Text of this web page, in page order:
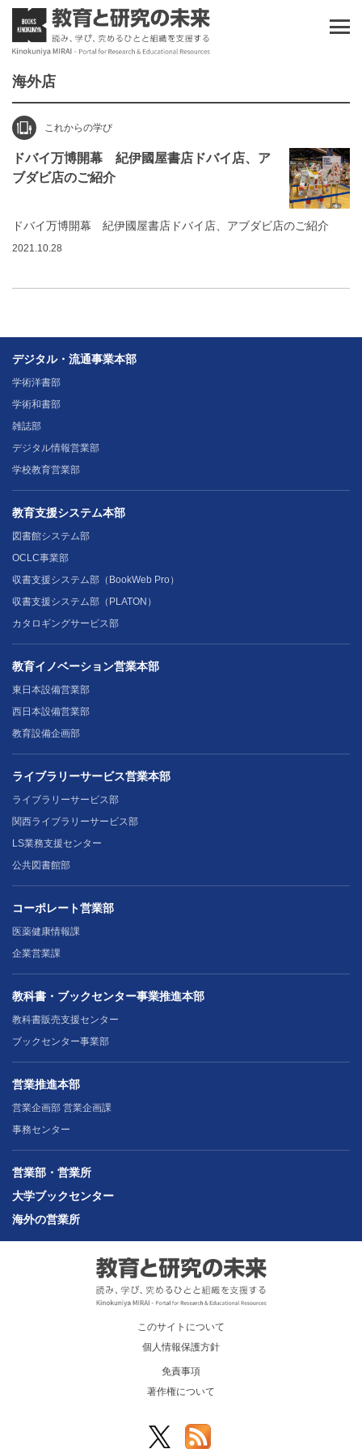
海外店
これからの学び
ドバイ万博開幕 紀伊國屋書店ドバイ店、ア
ブダビ店のご紹介
ドバイ万博開幕 紀伊國屋書店ドバイ店、アブダビ店のご紹介
2021.10.28
デジタル・流通事業本部
学術洋書部
学術和書部
雑誌部
デジタル情報営業部
学校教育営業部
教育支援システム本部
図書館システム部
OCLC事業部
収書支援システム部（BookWeb Pro）
収書支援システム部（PLATON）
カタロギングサービス部
教育イノベーション営業本部
東日本設備営業部
西日本設備営業部
教育設備企画部
ライブラリーサービス営業本部
ライブラリーサービス部
関西ライブラリーサービス部
LS業務支援センター
公共図書館部
コーポレート営業部
医薬健康情報課
企業営業課
教科書・ブックセンター事業推進本部
教科書販売支援センター
ブックセンター事業部
営業推進本部
営業企画部 営業企画課
事務センター
営業部・営業所
大学ブックセンター
海外の営業所
このサイトについて
個人情報保護方針
免責事項
著作権について